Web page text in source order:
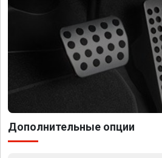
Дополнительные опции